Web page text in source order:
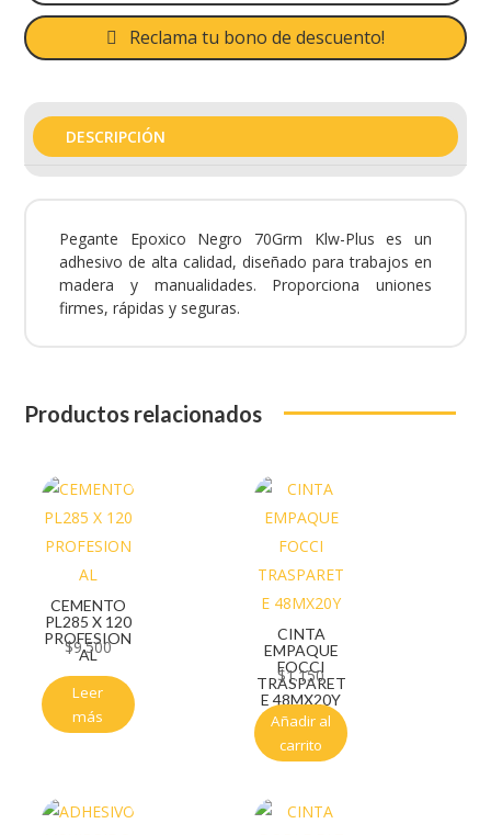
Reclama tu bono de descuento!
DESCRIPCIÓN
Pegante Epoxico Negro 70Grm Klw-Plus es un
adhesivo de alta calidad, diseñado para trabajos en
madera y manualidades. Proporciona uniones
firmes, rápidas y seguras.
Productos relacionados
CEMENTO
PL285 X 120
PROFESION
AL
$9.500
Leer
más
CINTA
EMPAQUE
FOCCI
TRASPARET
E 48MX20Y
$1.150
Añadir al
carrito